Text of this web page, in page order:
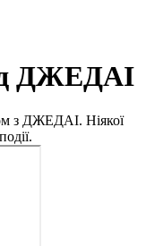
ДЖЕДАІ
з ДЖЕДАІ. Ніякої